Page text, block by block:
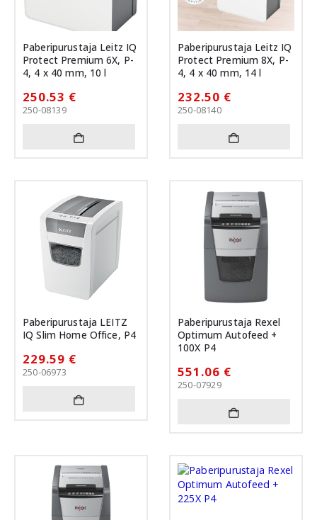
Paberipurustaja Leitz IQ
Protect Premium 6X, P-
4, 4 x 40 mm, 10 l
250.53 €
250-08139
Paberipurustaja Leitz IQ
Protect Premium 8X, P-
4, 4 x 40 mm, 14 l
232.50 €
250-08140
Paberipurustaja LEITZ
IQ Slim Home Office, P4
229.59 €
250-06973
Paberipurustaja Rexel
Optimum Autofeed +
100X P4
551.06 €
250-07929